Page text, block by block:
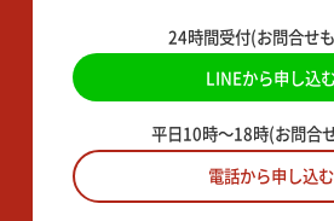
24時間受付(お問合せ
LINEから申し込
平日10時〜18時(お問合
電話から申し込む